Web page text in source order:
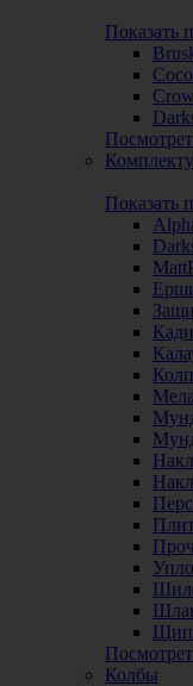
Показать
Показать
Колбы